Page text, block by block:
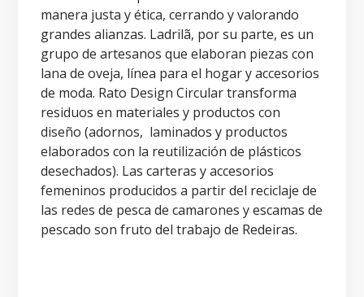
manera justa y ética, cerrando y valorando
grandes alianzas. Ladrilã, por su parte, es un
grupo de artesanos que elaboran piezas con
lana de oveja, línea para el hogar y accesorios
de moda. Rato Design Circular transforma
residuos en materiales y productos con
diseño (adornos, laminados y productos
elaborados con la reutilización de plásticos
desechados). Las carteras y accesorios
femeninos producidos a partir del reciclaje de
las redes de pesca de camarones y escamas de
pescado son fruto del trabajo de Redeiras.